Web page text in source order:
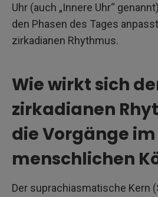
Uhr (auch „Innere Uhr“
den Phasen des Tages
zirkadianen Rhythmus.
Wie wirkt sich
zirkadianen
die Vorgänge im
menschlichen
Der suprachiasmatische Kern